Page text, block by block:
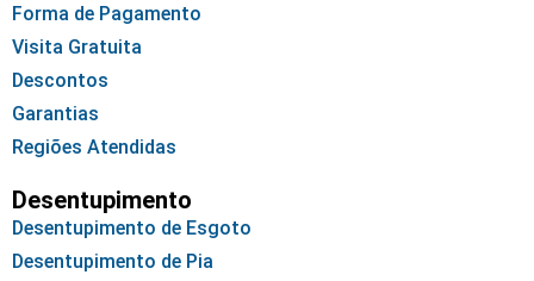
Forma de Pagamento
Visita Gratuita
Descontos
Garantias
Regiões Atendidas
Desentupimento
Desentupimento de Esgoto
Desentupimento de Pia